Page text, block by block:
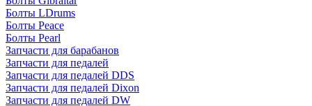
Болты LDrums
Болты Peace
Болты Pearl
Запчасти для барабанов
Запчасти для педалей
Запчасти для педалей DDS
Запчасти для педалей Dixon
Запчасти для педалей DW